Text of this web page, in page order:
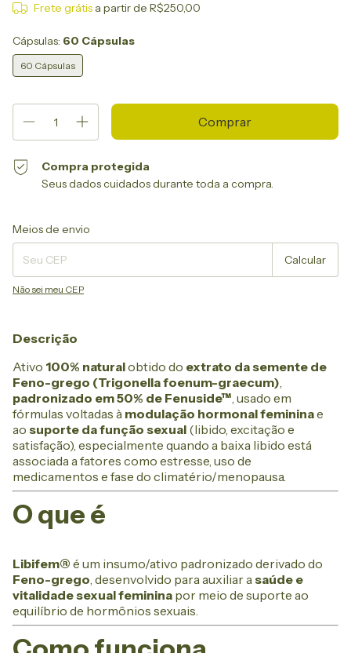
Frete grátis a partir de R$250,00
Cápsulas: 60 Cápsulas
60 Cápsulas
Compra protegida
Seus dados cuidados durante toda a compra.
Entregas para o CEP:
Meios de envio
Calcular
Não sei meu CEP
Descrição
Ativo 100% naturalobtido do extrato da semente de
Feno-grego (Trigonella foenum-graecum),
padronizado em 50% de Fenuside™, usado em
fórmulas voltadas à modulação hormonal femininae
ao suporte da função sexual (libido, excitação e
satisfação), especialmente quando a baixa libido está
associada a fatores como estresse, uso de
medicamentos e fase do climatério/menopausa.
O que é
Libifem® é um insumo/ativo padronizado derivado do
Feno-grego, desenvolvido para auxiliar asaúde e
vitalidade sexual feminina por meio de suporte ao
equilíbrio de hormônios sexuais.